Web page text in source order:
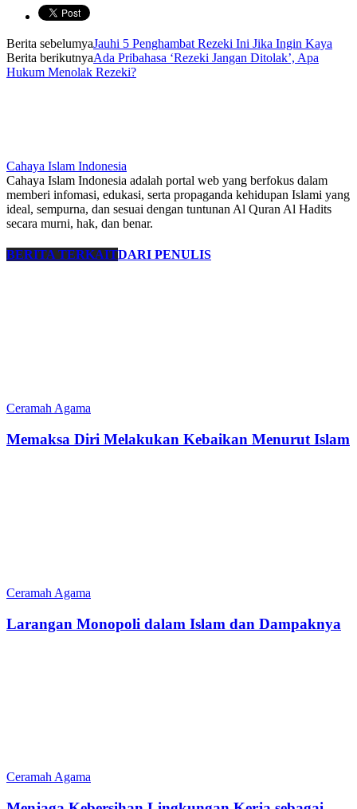
Berita sebelumyaJauhi 5 Penghambat Rezeki Ini Jika Ingin Kaya
Berita berikutnyaAda Pribahasa ‘Rezeki Jangan Ditolak’, Apa
Hukum Menolak Rezeki?
Cahaya Islam Indonesia
Cahaya Islam Indonesia adalah portal web yang berfokus dalam
memberi infomasi, edukasi, serta propaganda kehidupan Islami yang
ideal, sempurna, dan sesuai dengan tuntunan Al Quran Al Hadits
secara murni, hak, dan benar.
BERITA TERKAITDARI PENULIS
Ceramah Agama
Memaksa Diri Melakukan Kebaikan Menurut Islam
Ceramah Agama
Larangan Monopoli dalam Islam dan Dampaknya
Ceramah Agama